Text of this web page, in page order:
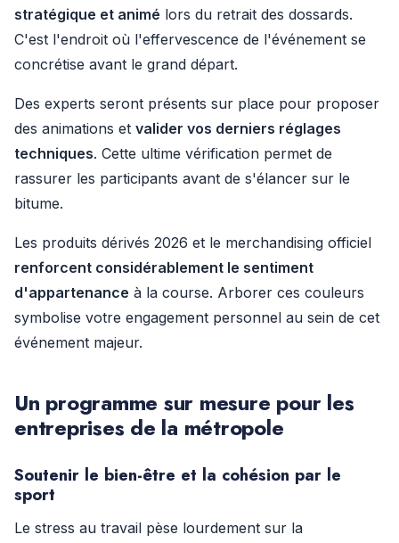
stratégique et animé lors du retrait des dossards.
C'est l'endroit où l'effervescence de l'événement se
concrétise avant le grand départ.
Des experts seront présents sur place pour proposer
des animations et valider vos derniers réglages
techniques. Cette ultime vérification permet de
rassurer les participants avant de s'élancer sur le
bitume.
Les produits dérivés 2026 et le merchandising officiel
renforcent considérablement le sentiment
d'appartenance à la course. Arborer ces couleurs
symbolise votre engagement personnel au sein de cet
événement majeur.
Un programme sur mesure pour les
entreprises de la métropole
Soutenir le bien-être et la cohésion par le
sport
Le stress au travail pèse lourdement sur la